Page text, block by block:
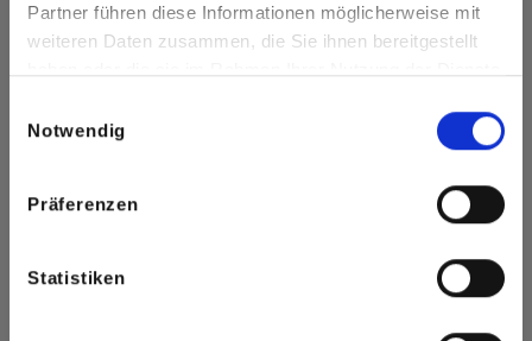
Partner führen diese Informationen möglicherweise mit
weiteren Daten zusammen, die Sie ihnen bereitgestellt
Notwendig
Präferenzen
Statistiken
Vehicular System
for the Pumping and Sensitizing
of Emulsions Explosives